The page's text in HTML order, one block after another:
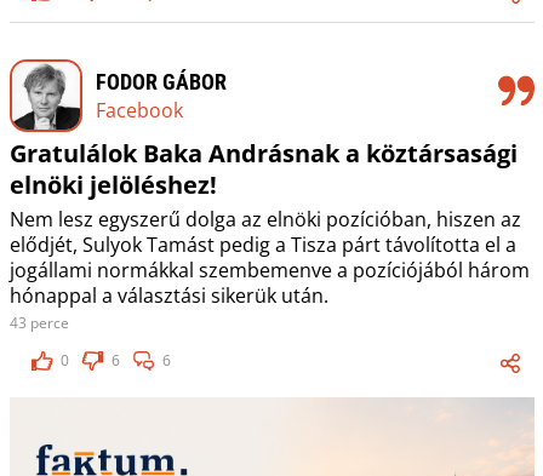
FODOR GÁBOR
Facebook
Gratulálok Baka Andrásnak a köztársasági
elnöki jelöléshez!
Nem lesz egyszerű dolga az elnöki pozícióban, hiszen az
elődjét, Sulyok Tamást pedig a Tisza párt távolította el a
jogállami normákkal szembemenve a pozíciójából három
hónappal a választási sikerük után.
43 perce
0
6 6